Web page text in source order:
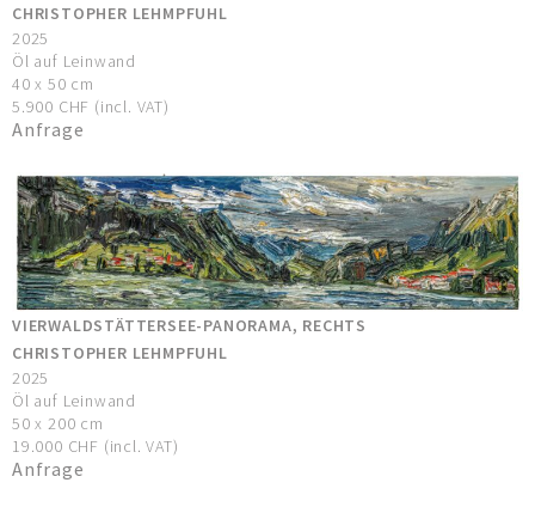
CHRISTOPHER LEHMPFUHL
2025
Öl auf Leinwand
40 x 50 cm
5.900 CHF (incl. VAT)
Anfrage
VIERWALDSTÄTTERSEE-PANORAMA, RECHTS
CHRISTOPHER LEHMPFUHL
2025
Öl auf Leinwand
50 x 200 cm
19.000 CHF (incl. VAT)
Anfrage